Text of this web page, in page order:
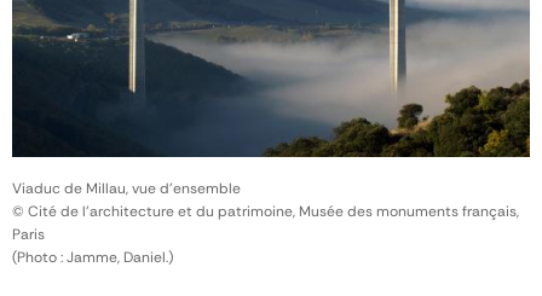
Viaduc de Millau, vue d'ensemble
© Cité de l'architecture et du patrimoine, Musée des monuments français,
Paris
(Photo : Jamme, Daniel.)